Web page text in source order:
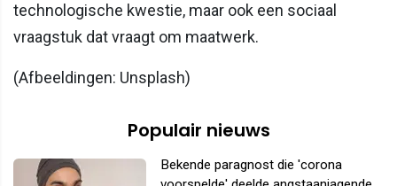
technologische kwestie, maar ook een sociaal
vraagstuk dat vraagt om maatwerk.
(Afbeeldingen: Unsplash)
Populair nieuws
Bekende paragnost die 'corona